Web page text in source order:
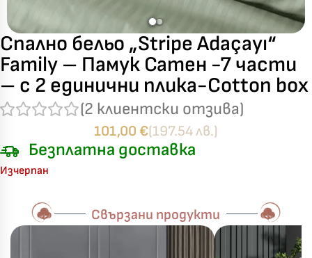
Спално бельо „Stripe Adaçayı“
Family – Памук Сатен -7 части
– с 2 единични плика-Cotton box
(2 клиентски отзива)
101,00 €(197.54 лв.)
Безплатна доставка
Изчерпан
Свързани продукти